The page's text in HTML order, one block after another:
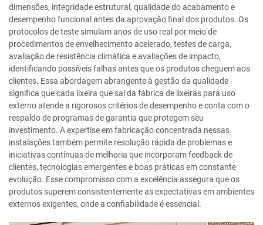
dimensões, integridade estrutural, qualidade do acabamento e
desempenho funcional antes da aprovação final dos produtos. Os
protocolos de teste simulam anos de uso real por meio de
procedimentos de envelhecimento acelerado, testes de carga,
avaliação de resistência climática e avaliações de impacto,
identificando possíveis falhas antes que os produtos cheguem aos
clientes. Essa abordagem abrangente à gestão da qualidade
significa que cada lixeira que sai da fábrica de lixeiras para uso
externo atende a rigorosos critérios de desempenho e conta com o
respaldo de programas de garantia que protegem seu
investimento. A expertise em fabricação concentrada nessas
instalações também permite resolução rápida de problemas e
iniciativas contínuas de melhoria que incorporam feedback de
clientes, tecnologias emergentes e boas práticas em constante
evolução. Esse compromisso com a excelência assegura que os
produtos superem consistentemente as expectativas em ambientes
externos exigentes, onde a confiabilidade é essencial.